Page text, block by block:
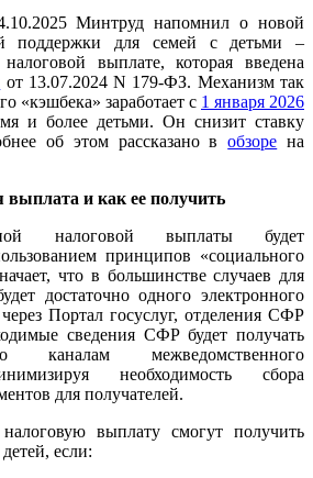
Минтруд напомнил о новой
поддержки для семей с детьми –
выплате, которая введена
от 13.07.2024 N 179-ФЗ. Механизм так
«кэшбека» заработает с 1 января 2026
и более детьми. Он снизит ставку
об этом рассказано вобзоре на
и как ее получить
налоговой выплаты будет
принципов «социального
что в большинстве случаев для
достаточно одного электронного
Портал госуслуг, отделения СФР
сведения СФР будет получать
каналам межведомственного
необходимость сбора
для получателей.
выплату смогут получить
если: